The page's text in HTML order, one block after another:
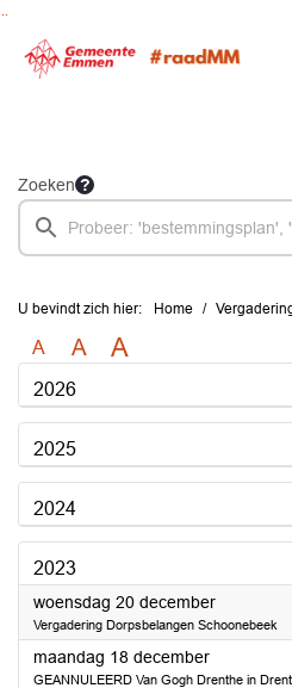
Zoeken
U bevindt zich hier: Home
A A A
2026
2025
2024
2023
woensdag 20 december2023
Vergadering Dorpsbelangen Schoonebeek
maandag 18 december2023
GEANNULEERD Van Gogh Drenthe in